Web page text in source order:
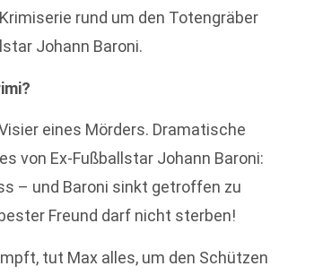
rund um den Totengräber
Johann Baroni.
eines Mörders. Dramatische
von Ex-Fußballstar Johann Baroni:
– und Baroni sinkt getroffen zu
Freund darf nicht sterben!
tut Max alles, um den Schützen